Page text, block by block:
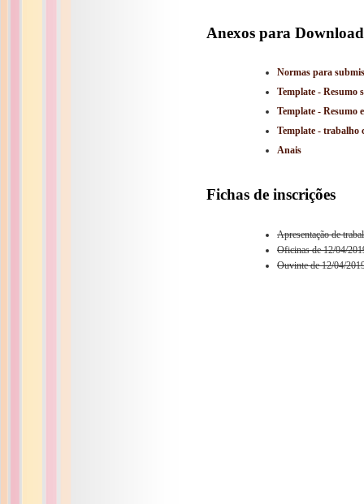
Anexos para Download
Normas para
Template - Resumo
Template - Resumo
Template - trabalho
Anais
Fichas de inscrições
Apresentação de
Oficinas de 12/04/
Ouvinte de 12/04/